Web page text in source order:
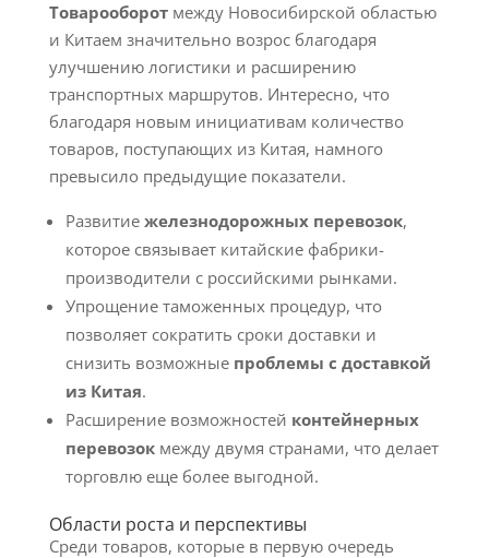
Товарооборотмежду Новосибирской областью
и Китаем значительно возрос благодаря
улучшению логистики и расширению
транспортных маршрутов. Интересно, что
благодаря новым инициативам количество
товаров, поступающих из Китая, намного
превысило предыдущие показатели.
Развитие железнодорожных перевозок,
которое связывает китайские фабрики-
производители с российскими рынками.
Упрощение таможенных процедур, что
позволяет сократить сроки доставки и
снизить возможные проблемы с доставкой
из Китая.
Расширение возможностей контейнерных
перевозокмежду двумя странами, что делает
торговлю еще более выгодной.
Области роста и перспективы
Среди товаров, которые в первую очередь